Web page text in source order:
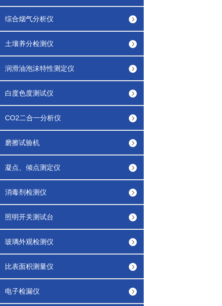
综合烟气分析仪
土壤养分检测仪
润滑油泡沫特性测定仪
白度色度测试仪
CO2二合一分析仪
磨擦试验机
凝点、倾点测定仪
消毒剂检测仪
照明开关测试台
玻璃外观检测仪
比表面积测量仪
电子检漏仪